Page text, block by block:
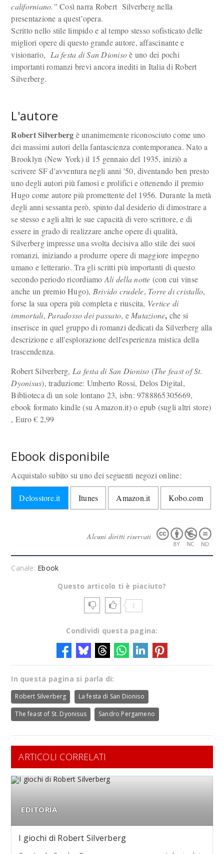
californiano.” Così narra Robert Silverberg nella
presentazione a quest’opera.
Scritto nello stile limpido e al tempo stesso sofisticato delle
migliori opere di questo grande autore, affascinante e
visionario, La festa di San Dionisoè uno dei pochi
importanti romanzi brevi ancora inediti in Italia di Robert
Silverberg.
L'autore
Robert Silverberg è unanimemente riconosciuto come uno
dei massimi autori della fantascienza contemporanea. Nato a
Brooklyn (New York) il 15 gennaio del 1935, iniziò a
scrivere SF d'avventura negli anni '50, diventando ben presto
uno degli autori più famosi e prolifici e ottenendo il premio
Hugo come autore più promettente del 1956. Durante la metà
degli anni sessanta però, spinto dal desiderio di dimostrare a
se stesso e agli altri le sue capacità di vero scrittore, e di
essere in grado di realizzare anche opere di qualità,
Silverberg impresse una svolta decisiva allo stile dei suoi
romanzi, iniziando a produrre opere di maggiore impegno
umano e letterario. Tra gli scritti più importanti di questo
secondo periodo ricordiamo Ali della notte (con cui vinse
anche un premio Hugo), Brivido crudele, Torre di cristallo,
forse la sua opera più completa e riuscita, Vertice di
immortali, Paradosso dei passato, e Mutazione, che si
inserisce in quel gruppo di romanzi dedicati da Silverberg alla
descrizione e all'esplorazione dell'esperienza mistica della
trascendenza.
Robert Silverberg, La festa di San Dioniso (The feast of St.
Dyonisus), traduzione: Umberto Rossi, Delos Digital,
Biblioteca di un sole lontano 23, isbn: 9788865305669,
ebook formato kindle (su Amazon.it) o epub (sugli altri store)
, Euro€ 2,99
Ebook disponibile
Acquistalo subito su uno dei seguenti negozi online:
Delosstore.it Itunes Amazon.it Kobo.com
Alcuni diritti riservati
Canale: Ebook
Questo articolo ti è piaciuto?
1
Condividi questa pagina:
In questa pagina si parla di:
Robert Silverberg La festa di San Dioniso
The feast of St. Dyonisus Sandro Pergameno
ARTICOLI CORRELATI
EDITORIA
I giochi di Robert Silverberg